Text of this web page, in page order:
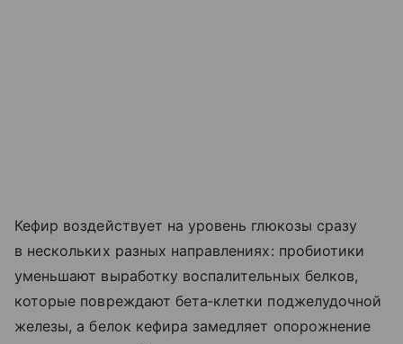
Кефир воздействует на уровень глюкозы сразу
в нескольких разных направлениях: пробиотики
уменьшают выработку воспалительных белков,
которые повреждают бета‑клетки поджелудочной
железы, а белок кефира замедляет опорожнение